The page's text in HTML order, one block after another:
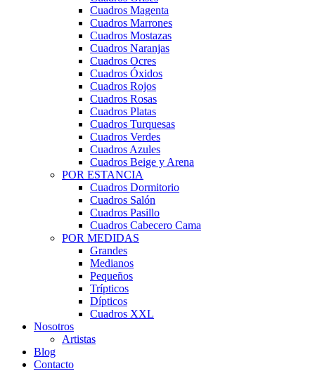
Cuadros Magenta
Cuadros Marrones
Cuadros Mostazas
Cuadros Naranjas
Cuadros Ocres
Cuadros Óxidos
Cuadros Rojos
Cuadros Rosas
Cuadros Platas
Cuadros Turquesas
Cuadros Verdes
Cuadros Azules
Cuadros Beige y Arena
POR ESTANCIA
Cuadros Dormitorio
Cuadros Salón
Cuadros Pasillo
Cuadros Cabecero Cama
POR MEDIDAS
Grandes
Medianos
Pequeños
Trípticos
Dípticos
Cuadros XXL
Nosotros
Artistas
Blog
Contacto